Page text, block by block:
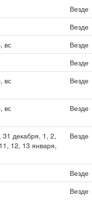
Везде
Везде
вс
Везде
Везде
вс
Везде
вс Везде
декабря, 1, 2,
12, 13 января,
Везде
Везде
Везде